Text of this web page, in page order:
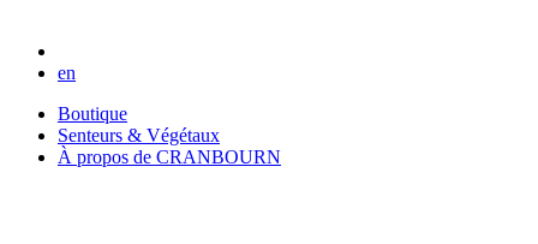
en
Boutique
Senteurs & Végétaux
À propos de CRANBOURN